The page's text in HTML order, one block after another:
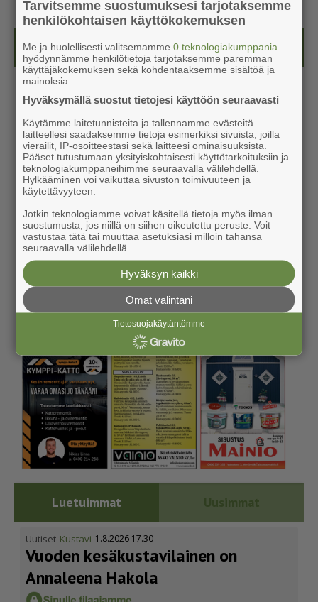
Kesälehti (ilmainen)
Luetuimmat Uusimmat
Uutiset Kustavi 1.8.2026 17.30
Vuoden kesäkus­ta­vi­lainen on
Annaleena Hakola
Tarvitsemme suostumuksesi tarjotaksemme
henkilökohtaisen käyttökokemuksen
Me ja huolellisesti valitsemamme0 teknologiakumppania
hyödynnämme henkilötietoja tarjotaksemme paremman
käyttäjäkokemuksen sekä kohdentaaksemme sisältöä ja
mainoksia.
Hyväksymällä suostut tietojesi käyttöön seuraavasti
Käytämme laitetunnisteita ja tallennamme evästeitä
laitteellesi saadaksemme tietoja esimerkiksi sivuista, joilla
vierailit, IP-osoitteestasi sekä laitteesi ominaisuuksista.
Pääset tutustumaan yksityiskohtaisesti käyttötarkoituksiin ja
teknologiakumppaneihimme seuraavalla välilehdellä.
Hylkääminen voi vaikuttaa sivuston toimivuuteen ja
käytettävyyteen.
Jotkin teknologiamme voivat käsitellä tietoja myös ilman
suostumusta, jos niillä on siihen oikeutettu peruste. Voit
vastustaa tätä tai muuttaa asetuksiasi milloin tahansa
seuraavalla välilehdellä.
Hyväksyn kaikki
Omat valintani
Tietosuojakäytäntömme